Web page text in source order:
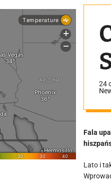
24
Fala
Lato i